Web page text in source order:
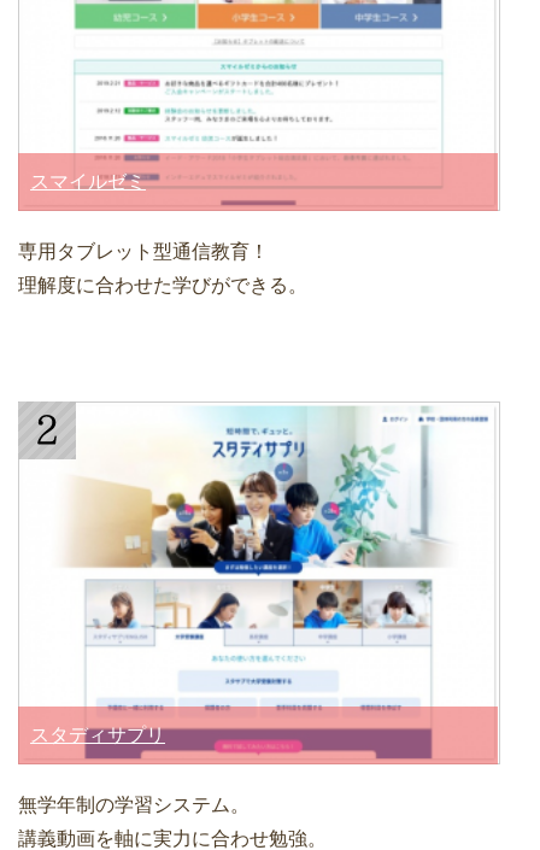
スマイルゼミ
専用タブレット型通信教育！
理解度に合わせた学びができる。
スタディサプリ
無学年制の学習システム。
講義動画を軸に実力に合わせ勉強。